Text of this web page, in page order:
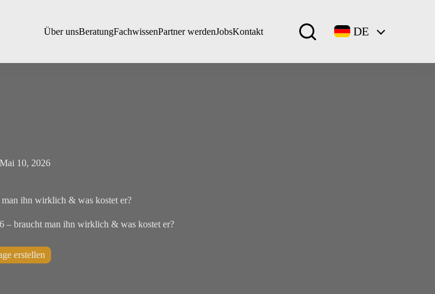
Über unsBeratungFachwissenPartner werdenJobsKontakt DE
Mai 10, 2026
ihn wirklich & was kostet er?
– braucht man ihn wirklich & was kostet er?
erstellen